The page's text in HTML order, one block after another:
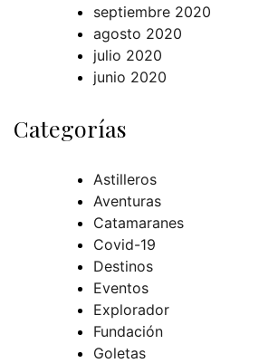
septiembre 2020
agosto 2020
julio 2020
junio 2020
Categorías
Astilleros
Aventuras
Catamaranes
Covid-19
Destinos
Eventos
Explorador
Fundación
Goletas